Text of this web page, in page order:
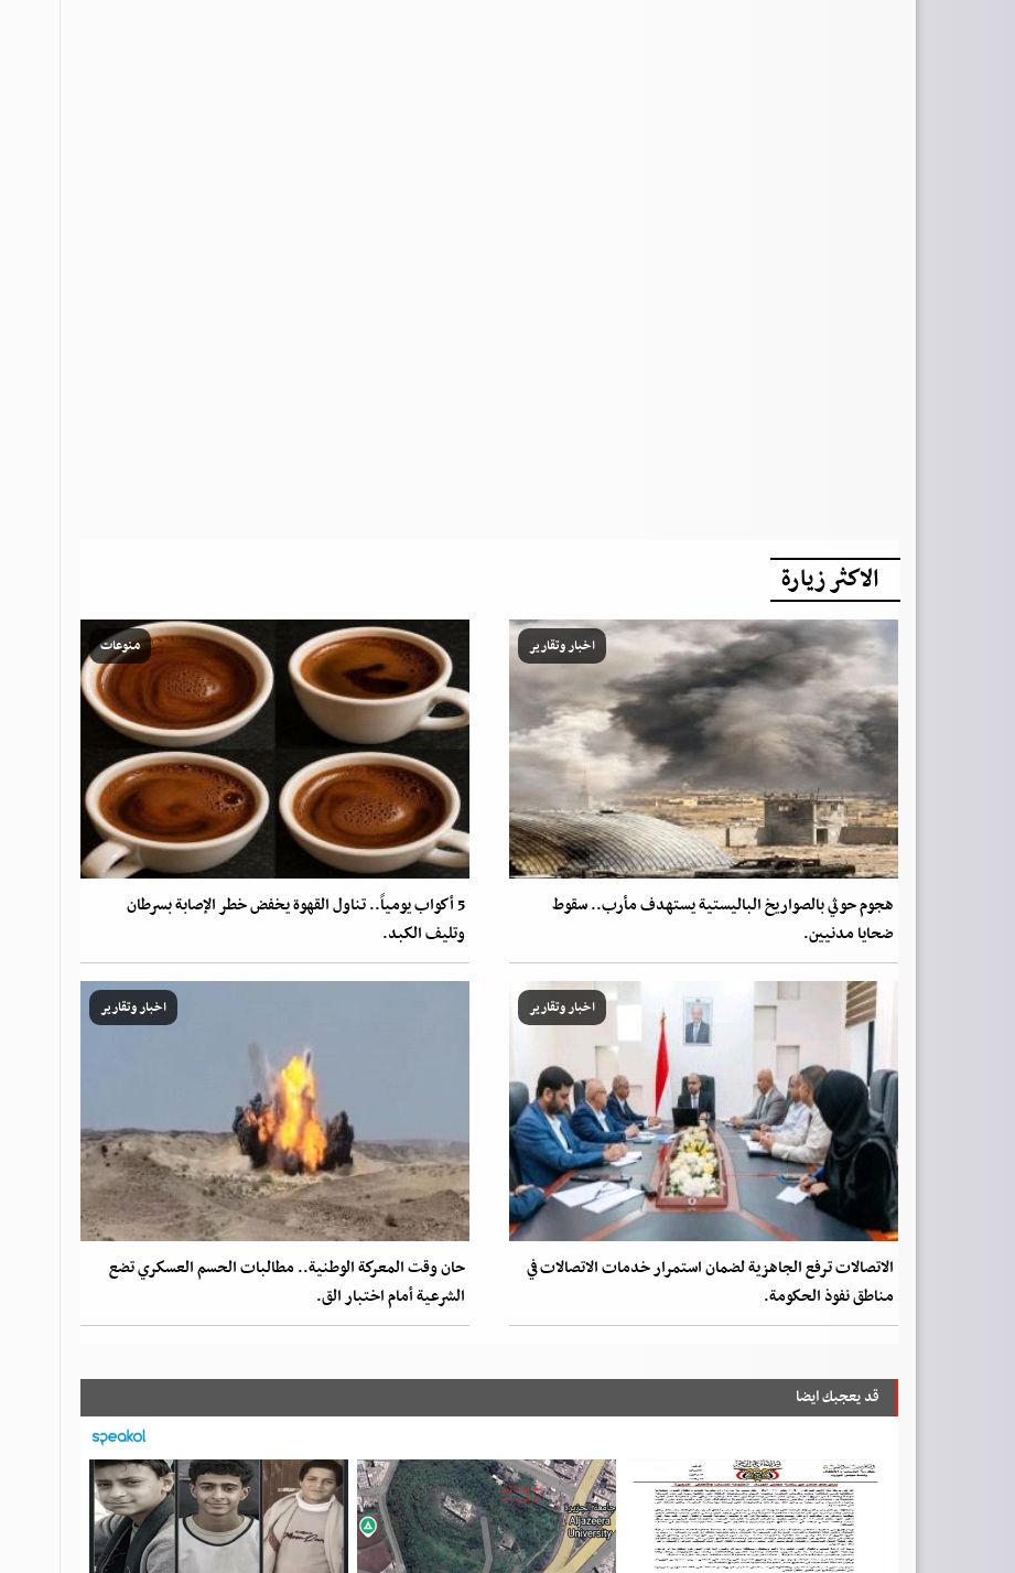
الاكثر زيارة
اخبار وتقارير
هجوم حوثي بالصواريخ الباليستية يستهدف مأرب.. سقوط
ضحايا مدنيين.
منوعات
5 أكواب يومياً.. تناول القهوة يخفض خطر الإصابة بسرطان
وتليف الكبد.
اخبار وتقارير
الاتصالات ترفع الجاهزية لضمان استمرار خدمات الاتصالات في
مناطق نفوذ الحكومة.
اخبار وتقارير
حان وقت المعركة الوطنية.. مطالبات الحسم العسكري تضع
الشرعية أمام اختبار الق.
قد يعجبك ايضا